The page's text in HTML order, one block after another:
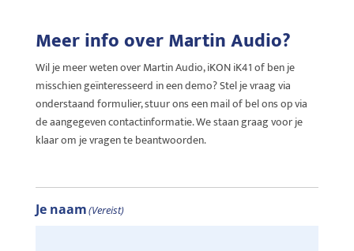
Meer info over Martin Audio?
Wil je meer weten over Martin Audio, iKON iK41 of ben je
misschien geïnteresseerd in een demo? Stel je vraag via
onderstaand formulier, stuur ons een mail of bel ons op via
de aangegeven contactinformatie. We staan graag voor je
klaar om je vragen te beantwoorden.
Je naam(Vereist)